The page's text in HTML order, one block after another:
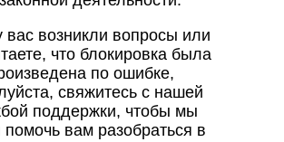
вас возникли вопросы или
что блокировка была
по ошибке,
свяжитесь с нашей
поддержки, чтобы мы
помочь вам разобраться в